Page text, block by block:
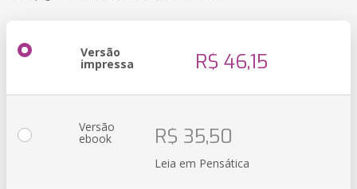
Versão
impressa R$ 46,15
Versão
ebook R$ 35,50
Leia em Pensática